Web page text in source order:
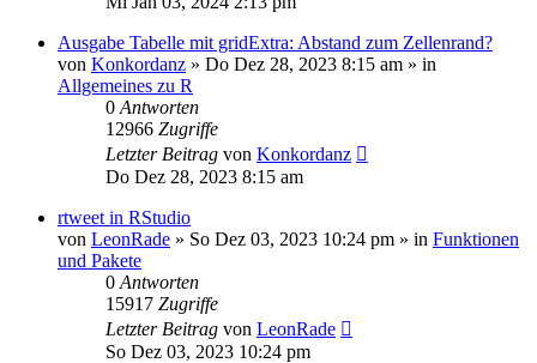
Ausgabe Tabelle mit gridExtra: Abstand zum Zellenrand?
von Konkordanz » Do Dez 28, 2023 8:15 am » in
Allgemeines zu R
0 Antworten
12966 Zugriffe
Letzter Beitrag von Konkordanz
Do Dez 28, 2023 8:15 am
rtweet in RStudio
von LeonRade » So Dez 03, 2023 10:24 pm » in Funktionen
und Pakete
0 Antworten
15917 Zugriffe
Letzter Beitrag von LeonRade
So Dez 03, 2023 10:24 pm